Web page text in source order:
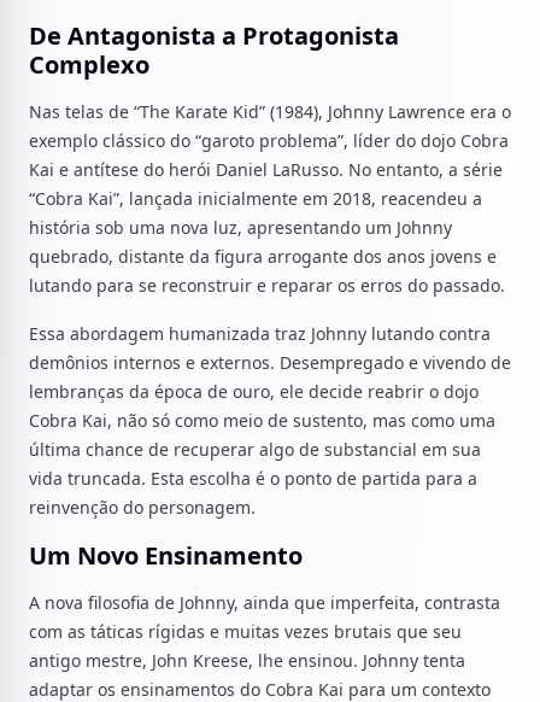
De Antagonista a Protagonista
Complexo
Nas telas de “The Karate Kid” (1984), Johnny Lawrence era o
exemplo clássico do “garoto problema”, líder do dojo Cobra
Kai e antítese do herói Daniel LaRusso. No entanto, a série
“Cobra Kai”, lançada inicialmente em 2018, reacendeu a
história sob uma nova luz, apresentando um Johnny
quebrado, distante da figura arrogante dos anos jovens e
lutando para se reconstruir e reparar os erros do passado.
Essa abordagem humanizada traz Johnny lutando contra
demônios internos e externos. Desempregado e vivendo de
lembranças da época de ouro, ele decide reabrir o dojo
Cobra Kai, não só como meio de sustento, mas como uma
última chance de recuperar algo de substancial em sua
vida truncada. Esta escolha é o ponto de partida para a
reinvenção do personagem.
Um Novo Ensinamento
A nova filosofia de Johnny, ainda que imperfeita, contrasta
com as táticas rígidas e muitas vezes brutais que seu
antigo mestre, John Kreese, lhe ensinou. Johnny tenta
adaptar os ensinamentos do Cobra Kai para um contexto